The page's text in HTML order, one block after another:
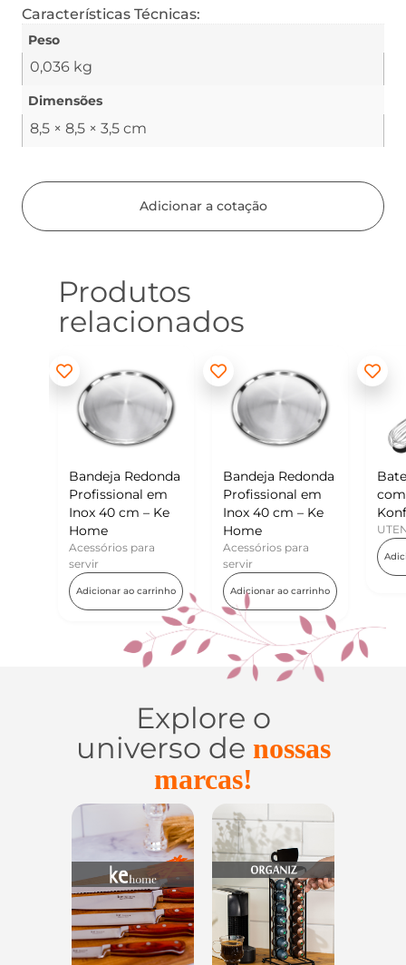
Características Técnicas:
Peso
0,036 kg
Dimensões
8,5 × 8,5 × 3,5 cm
Adicionar a cotação
Produtos
relacionados
Bandeja Redonda
Profissional em
Inox 40 cm – Ke
Acessórios para
Adicionar ao carrinho
Batedor de Ovos
com Raspador –
Konfektt
Adicionar ao carrinho
Explore o
universo de nossas
marcas!
Utensílios do
Lar
Casa e
Organização